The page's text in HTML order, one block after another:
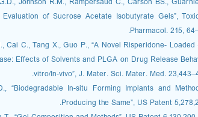
of Sucrose Acetate Isobutyrate Gels”,
Pharmacol. 215,
Cai C., Tang X., Guo P., “A Novel Risperidone- Loaded
Effects of Solvents and PLGA on Drug Release
vitro/In-vivo”, J. Mater. Sci. Mater. Med.
“Biodegradable In-situ Forming Implants and
Producing the Same”, US Patent